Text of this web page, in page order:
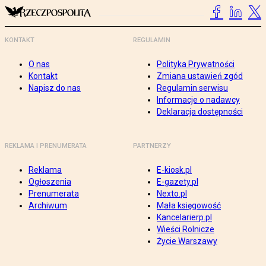
KONTAKT
O nas
Kontakt
Napisz do nas
REGULAMIN
Polityka Prywatności
Zmiana ustawień zgód
Regulamin serwisu
Informacje o nadawcy
Deklaracja dostępności
REKLAMA I PRENUMERATA
Reklama
Ogłoszenia
Prenumerata
Archiwum
PARTNERZY
E-kiosk.pl
E-gazety.pl
Nexto.pl
Mała księgowość
Kancelarierp.pl
Wieści Rolnicze
Życie Warszawy